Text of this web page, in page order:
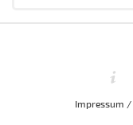
Impressum /